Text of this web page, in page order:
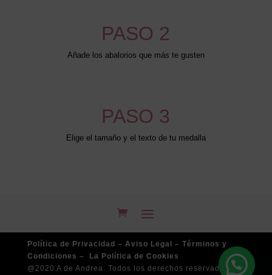
PASO 2
Añade los abalorios que más te gusten
PASO 3
Elige el tamaño y el texto de tu medalla
Política de Privacidad – Aviso Legal – Términos y
Condiciones – La Política de Cookies
@2020 A de Andrea. Todos los derechos reservados.